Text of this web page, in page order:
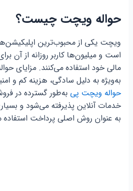
حواله ویچت چیست؟
ویچت یکی از محبوب‌ترین
است و میلیون‌ها کاربر روزانه از آن
مالی خود استفاده می‌کنند. مزایای
به‌ویژه به دلیل سادگی، هزینه کم و
حواله ویچت پی به‌طور گسترده در
خدمات آنلاین پذیرفته می‌شود و
به عنوان روش اصلی پرداخت استفاده